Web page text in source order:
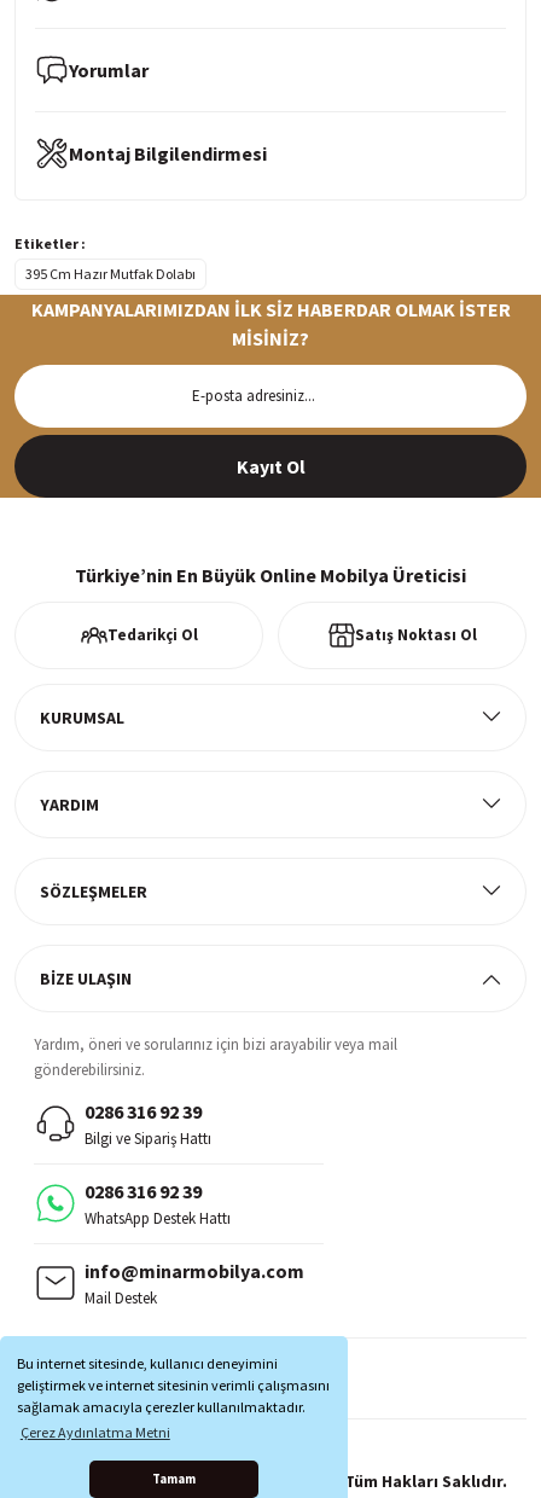
Bu internet sitesinde, kullanıcı deneyimini
geliştirmek ve internet sitesinin verimli çalışmasını
sağlamak amacıyla çerezler kullanılmaktadır.
Çerez Aydınlatma Metni
Tamam
Yorumlar
Montaj Bilgilendirmesi
Etiketler :
395 Cm Hazır Mutfak Dolabı
Siparişleriniz en kısa sürede hazırlanarak kargoya verilir
KAMPANYALARIMIZDAN İLK SİZ HABERDAR OLMAK İSTER
MİSİNİZ?
Kayıt Ol
Türkiye’nin En Büyük Online Mobilya Üreticisi
Tedarikçi Ol Satış Noktası Ol
KURUMSAL
YARDIM
SÖZLEŞMELER
BİZE ULAŞIN
Yardım, öneri ve sorularınız için bizi arayabilir veya mail
gönderebilirsiniz.
0286 316 92 39
Bilgi ve Sipariş Hattı
0286 316 92 39
WhatsApp Destek Hattı
info@minarmobilya.com
Mail Destek
MOBİL UYGULAMALAR:
Copyright © 1997 - 2025 Minar Mobilya® Tüm Hakları Saklıdır.